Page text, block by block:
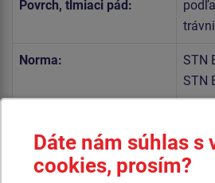
Povrch, tlmiaci pád:
Norma:
STN
STN
plastu HDPE (celoprefarbený
hustotou, ktorýsa vyznačuje
Dáte nám súhlas s
cookies, prosím?